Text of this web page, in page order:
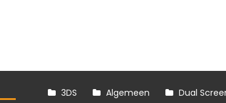
3DS Algemeen Dual